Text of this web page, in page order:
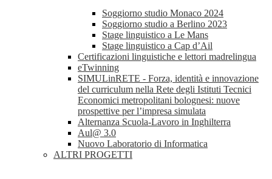
Soggiorno studio Monaco 2024
Soggiorno studio a Berlino 2023
Stage linguistico a Le Mans
Stage linguistico a Cap d’Ail
Certificazioni linguistiche e lettori madrelingua
eTwinning
SIMULinRETE - Forza, identità e innovazione
del curriculum nella Rete degli Istituti Tecnici
Economici metropolitani bolognesi: nuove
prospettive per l’impresa simulata
Alternanza Scuola-Lavoro in Inghilterra
Aul@ 3.0
Nuovo Laboratorio di Informatica
ALTRI PROGETTI